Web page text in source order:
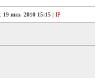
19 янв. 2010 15:15 | IP